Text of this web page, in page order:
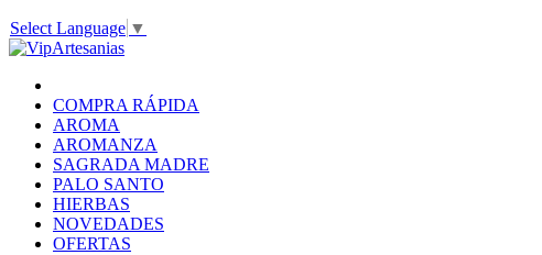
Select Language ▼
COMPRA RÁPIDA
AROMA
AROMANZA
SAGRADA MADRE
PALO SANTO
HIERBAS
NOVEDADES
OFERTAS